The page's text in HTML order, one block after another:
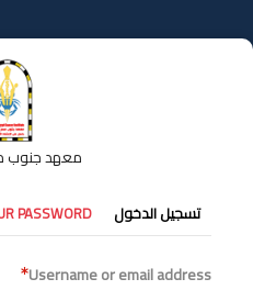
إلى
المحتوى
معهد جنوب
التبويبات
الأساسية
تسجيل الدخول PASSWORD
Username or email address